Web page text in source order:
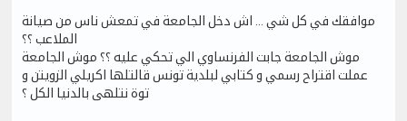
موافقك في كل شي … اش دخل الجامعة في تمعش ناس من صيانة
الملاعب ؟؟
موش الجامعة جابت الفرنساوي الي تحكي عليه ؟؟ موش الجامعة
عملت اقتراح رسمي و كتابي لبلدية تونس قالتلها اكريلي الزويتن و
توة نتلهى بالدنيا الكل ؟